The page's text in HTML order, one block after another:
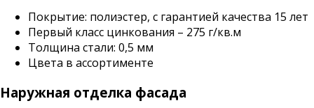
Покрытие: полиэстер, с гарантией качества 15 лет
Первый класс цинкования – 275 г/кв.м
Толщина стали: 0,5 мм
Цвета в ассортименте
Наружная отделка фасада